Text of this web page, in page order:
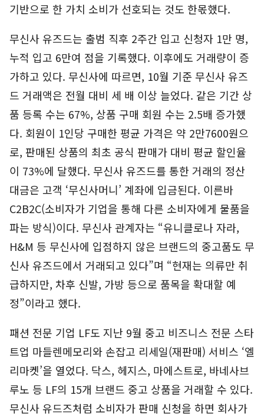
기반으로 한 가치 소비가 선호되는 것도 한몫했다.
무신사 유즈드는 출범 직후 2주간 입고 신청자 1만 명,
누적 입고 6만여 점을 기록했다. 이후에도 거래량이 증
가하고 있다. 무신사에 따르면, 10월 기준 무신사 유즈
드 거래액은 전월 대비 세 배 이상 늘었다. 같은 기간 상
품 등록 수는 67%, 상품 구매 회원 수는 2.5배 증가했
다. 회원이 1인당 구매한 평균 가격은 약 2만7600원으
로, 판매된 상품의 최초 공식 판매가 대비 평균 할인율
이 73%에 달했다. 무신사 유즈드를 통한 거래의 정산
대금은 고객 ‘무신사머니’ 계좌에 입금된다. 이른바
C2B2C(소비자가 기업을 통해 다른 소비자에게 물품을
파는 방식)이다. 무신사 관계자는 “유니클로나 자라,
H&M 등 무신사에 입점하지 않은 브랜드의 중고품도 무
신사 유즈드에서 거래되고 있다”며 “현재는 의류만 취
급하지만, 차후 신발, 가방 등으로 품목을 확대할 예
정”이라고 했다.
패션 전문 기업 LF도 지난 9월 중고 비즈니스 전문 스타
트업 마들렌메모리와 손잡고 리세일(재판매) 서비스 ‘엘
리마켓’을 열었다. 닥스, 헤지스, 마에스트로, 바네사브
루노 등 LF의 15개 브랜드 중고 상품을 거래할 수 있다.
무신사 유드즈처럼 소비자가 판매 신청을 하면 회사가